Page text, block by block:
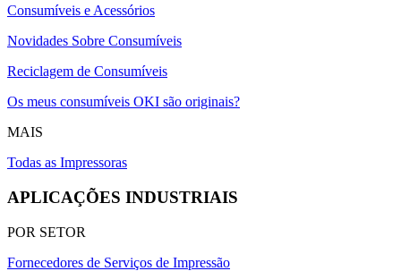
Consumíveis e Acessórios
Novidades Sobre Consumíveis
Reciclagem de Consumíveis
Os meus consumíveis OKI são originais?
MAIS
Todas as Impressoras
APLICAÇÕES INDUSTRIAIS
POR SETOR
Fornecedores de Serviços de Impressão